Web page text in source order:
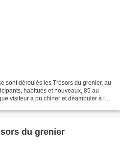
sont déroulés les Trésors du grenier, au
habitués et nouveaux, 85 au
visiteur a pu chiner et déambuler à la
du grenier